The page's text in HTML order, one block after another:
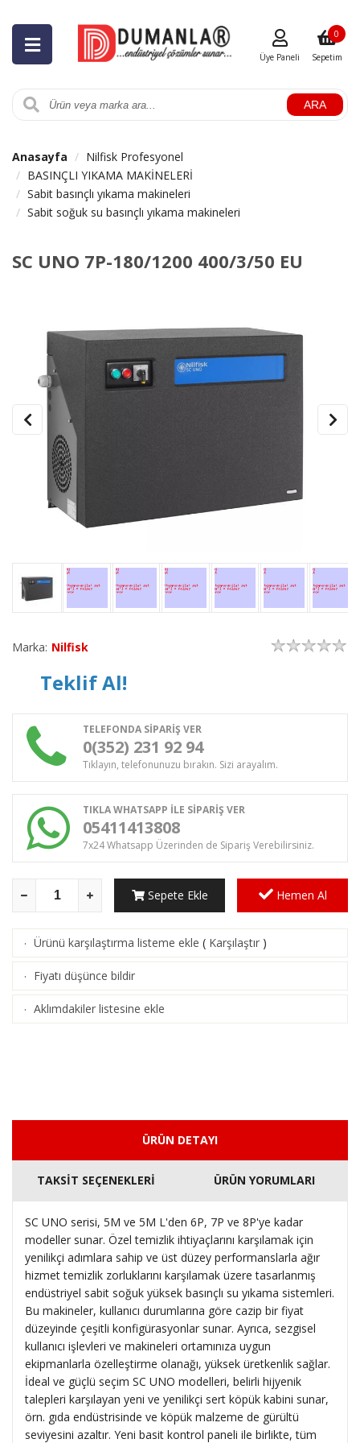
ARA
Üye Paneli Sepetim
0
Anasayfa
Nilfisk Profesyonel
BASINÇLI YIKAMA MAKİNELERİ
Sabit basınçlı yıkama makineleri
Sabit soğuk su basınçlı yıkama makineleri
SC UNO 7P-180/1200 400/3/50 EU
Marka: Nilfisk
Teklif Al!
TELEFONDA SİPARİŞ VER
0(352) 231 92 94
Tıklayın, telefonunuzu bırakın. Sizi arayalım.
TIKLA WHATSAPP İLE SİPARİŞ VER
05411413808
7x24 Whatsapp Üzerinden de Sipariş Verebilirsiniz.
Sepete Ekle Hemen Al
· Ürünü karşılaştırma listeme ekle ( Karşılaştır )
· Fiyatı düşünce bildir
· Aklımdakiler listesine ekle
ÜRÜN DETAYI
TAKSİT SEÇENEKLERİ ÜRÜN YORUMLARI
SC UNO serisi, 5M ve 5M L'den 6P, 7P ve 8P'ye kadar
modeller sunar. Özel temizlik ihtiyaçlarını karşılamak için
yenilikçi adımlara sahip ve üst düzey performanslarla ağır
hizmet temizlik zorluklarını karşılamak üzere tasarlanmış
endüstriyel sabit soğuk yüksek basınçlı su yıkama sistemleri.
Bu makineler, kullanıcı durumlarına göre cazip bir fiyat
düzeyinde çeşitli konfigürasyonlar sunar. Ayrıca, sezgisel
kullanıcı işlevleri ve makineleri ortamınıza uygun
ekipmanlarla özelleştirme olanağı, yüksek üretkenlik sağlar.
İdeal ve güçlü seçim SC UNO modelleri, belirli hijyenik
talepleri karşılayan yeni ve yenilikçi sert köpük kabini sunar,
örn. gıda endüstrisinde ve köpük malzeme de gürültü
seviyesini azaltır. Yeni basit kontrol paneli ile birlikte, tüm